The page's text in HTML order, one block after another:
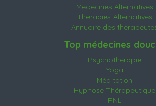
Médecines Alternatives
Thérapies Alternatives
Annuaire des
Top médecines
Psychothérapie
Yoga
Méditation
Hypnose Thérapeutique
PNL